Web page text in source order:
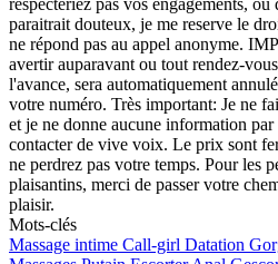
respecteriez pas vos engagements,
paraitrait douteux, je me reserve le
ne répond pas au appel anonyme.
avertir auparavant ou tout rendez-
l'avance, sera automatiquement
votre numéro. Très important: Je ne
et je ne donne aucune information
contacter de vive voix. Le prix sont
ne perdrez pas votre temps. Pour les
plaisantins, merci de passer votre
plaisir.
Mots-clés
Massage intime Call-girl Datation